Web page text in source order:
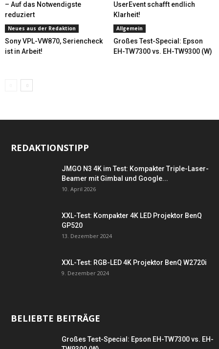
– Auf das Notwendigste
reduziert
UserEvent schafft endlich
Klarheit!
Neues aus der Redaktion
Sony VPL-VW870, Seriencheck
ist in Arbeit!
Allgemein
Großes Test-Special: Epson
EH-TW7300 vs. EH-TW9300 (W)
REDAKTIONSTIPP
JMGO N3 4K im Test: Kompakter Triple-Laser-
Beamer mit Gimbal und Google...
10. April 2026
XXL-Test: Kompakter 4K LED Projektor BenQ
GP520
13. Dezember 2024
XXL-Test: RGB-LED 4K Projektor BenQ W2720i
9. Dezember 2024
BELIEBTE BEITRÄGE
Großes Test-Special: Epson EH-TW7300 vs. EH-